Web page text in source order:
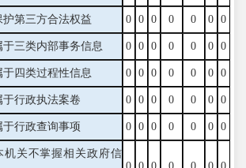
护第三方合法权益 0 0 0 0 0 0 0
于三类内部事务信息 0 0 0 0 0 0 0
于四类过程性信息 0 0 0 0 0 0 0
于行政执法案卷 0 0 0 0 0 0 0
于行政查询事项 0 0 0 0 0 0 0
机关不掌握相关政府信